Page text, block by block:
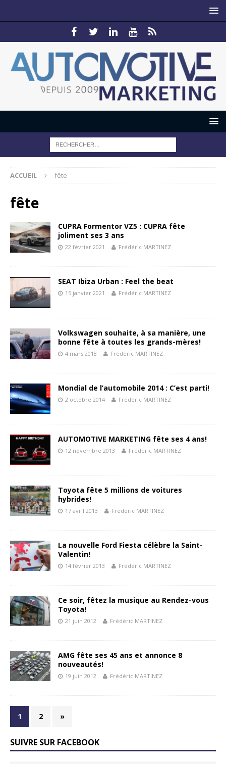
ACCUEIL fête
fête
CUPRA Formentor VZ5 : CUPRA fête
joliment ses 3 ans
22 février 2021 Frédéric MARTINEZ
SEAT Ibiza Urban : Feel the beat
15 janvier 2021 Frédéric MARTINEZ
Volkswagen souhaite, à sa manière, une
bonne fête à toutes les grands-mères!
4 mars 2018 Frédéric MARTINEZ
Mondial de l’automobile 2014 : C’est parti!
2 octobre 2014 Frédéric MARTINEZ
AUTOMOTIVE MARKETING fête ses 4 ans!
12 novembre 2013 Frédéric MARTINEZ
Toyota fête 5 millions de voitures
hybrides!
17 avril 2013 Frédéric MARTINEZ
La nouvelle Ford Fiesta célèbre la Saint-
Valentin!
14 février 2013 Frédéric MARTINEZ
Ce soir, fêtez la musique au Rendez-vous
Toyota!
21 juin 2012 Frédéric MARTINEZ
AMG fête ses 45 ans et annonce 8
nouveautés!
19 juin 2012 Frédéric MARTINEZ
1 2 »
SUIVRE SUR FACEBOOK